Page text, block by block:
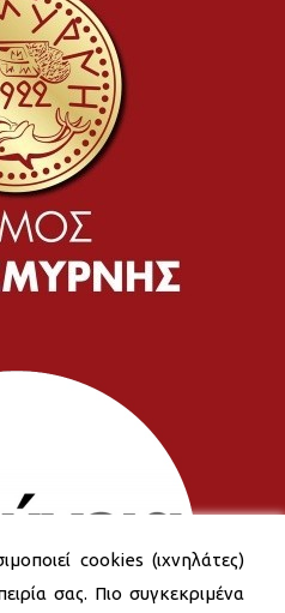
cookies (ιχνηλάτες)
σας. Πιο συγκεκριμένα